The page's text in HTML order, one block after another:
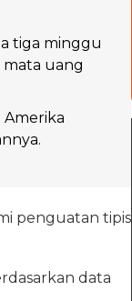
tiga minggu
uang
Amerika
penguatan tipis
data